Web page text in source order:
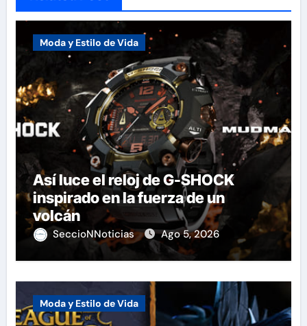
Moda y Estilo de Vida
Así luce el reloj de G-SHOCK
inspirado en la fuerza de un
volcán
SeccioNNoticias Ago 5, 2026
Moda y Estilo de Vida